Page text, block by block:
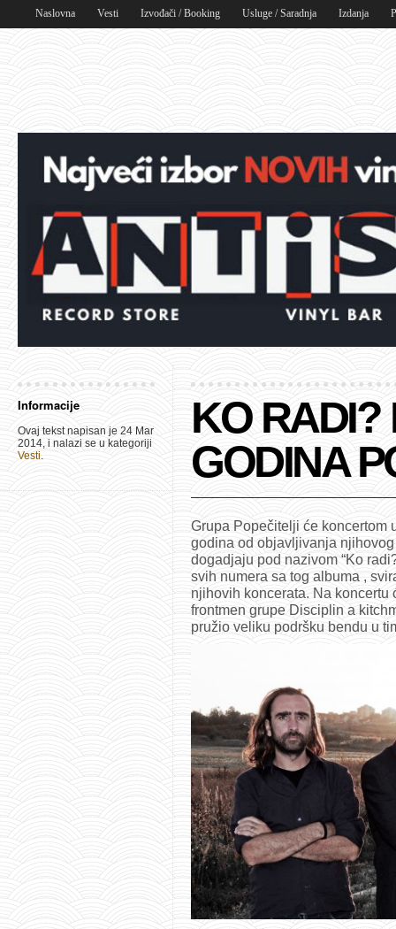
Naslovna Vesti Izvođači / Booking Usluge / Saradnja Izdanja
Informacije
Ovaj tekst napisan je 24 Mar
2014, i nalazi se u kategoriji
Vesti.
KO RADI?
GODINA
Grupa Popečitelji će koncertom
godina od objavljivanja njihovog
dogadjaju pod nazivom “Ko
svih numera sa tog albuma ,
njihovih koncerata. Na
frontmen grupe Disciplin a
pružio veliku podršku bendu u